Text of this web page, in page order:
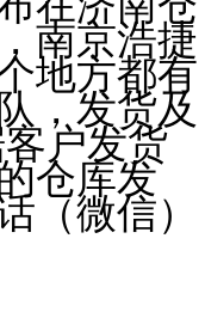
南京浩捷
地方都有
，发货及
户发货
仓库发
（微信）